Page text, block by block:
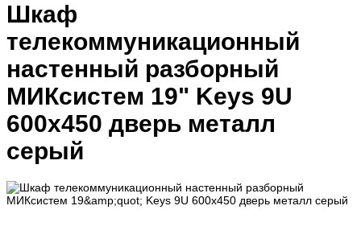
Шкаф
телекоммуникационный
настенный разборный
МИКсистем 19" Keys 9U
600x450 дверь металл
серый